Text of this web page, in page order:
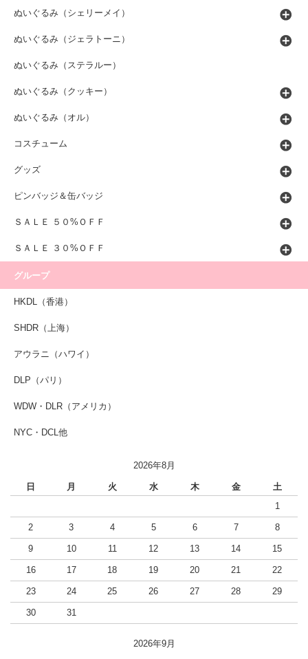
ぬいぐるみ（シェリーメイ）
ぬいぐるみ（ジェラトーニ）
ぬいぐるみ（ステラルー）
ぬいぐるみ（クッキー）
ぬいぐるみ（オル）
コスチューム
グッズ
ピンバッジ＆缶バッジ
ＳＡＬＥ ５０%ＯＦＦ
ＳＡＬＥ ３０%ＯＦＦ
グループ
HKDL（香港）
SHDR（上海）
アウラニ（ハワイ）
DLP（パリ）
WDW・DLR（アメリカ）
NYC・DCL他
2026年8月
日 月 火 水 木 金
土
1
2 3 4 5 6 7 8
9 10 11 12 13 14 15
16 17 18 19 20 21 22
23 24 25 26 27 28 29
30 31
2026年9月